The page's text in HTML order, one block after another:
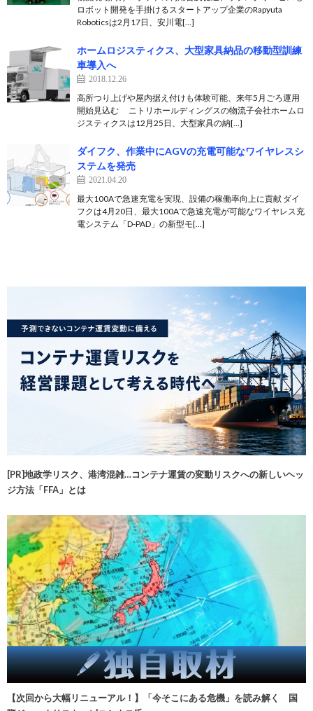
ロボット開発を手掛けるスタートアップ企業のRapyuta
Roboticsは2月17日、安川電[…]
ホームロジスティクス、大型家具納品の移動型訓練
車導入へ
2018.12.26
高所つり上げや屋内据え付けも体験可能、来年5月ごろ運用
開始見込む ニトリホールディングスの物流子会社ホームロ
ジスティクスは12月25日、大型家具の納[…]
ダイフク、作業中にAGVの充電可能なワイヤレスシ
ステムを発売
2021.04.20
最大100Aで急速充電を実現、設備の稼働率向上に貢献 ダイ
フクは4月20日、最大100Aで急速充電が可能なワイヤレス充
電システム「D-PAD」の新型モ[…]
[PR]地政学リスク、港湾混雑…コンテナ運賃の変動リスクへの新しいヘッ
ジ方法「FFA」とは
【次回から大幅リニューアル！】「今そこにある危機」を読み解く 国